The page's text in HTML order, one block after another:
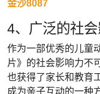
金沙8087
4、广泛的社
作为一部优秀的儿童
片》的社会影响力不
也获得了家长和教育
成为亲子互动的一种